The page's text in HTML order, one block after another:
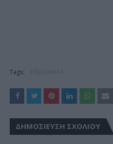
Tags:
ΔΗΜΟΣΊΕΥΣΗ ΣΧΟΛΊΟΥ